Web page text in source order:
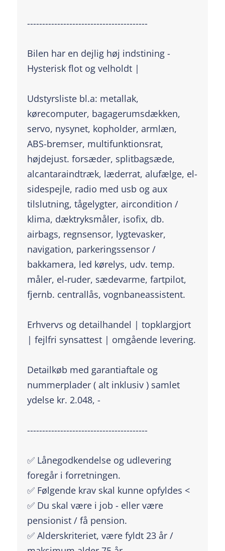
----------------------------------------
Bilen har en dejlig høj indstining -
Hysterisk flot og velholdt |
Udstyrsliste bl.a: metallak,
kørecomputer, bagagerumsdækken,
servo, nysynet, kopholder, armlæn,
ABS-bremser, multifunktionsrat,
højdejust. forsæder, splitbagsæde,
alcantaraindtræk, læderrat, alufælge, el-
sidespejle, radio med usb og aux
tilslutning, tågelygter, aircondition /
klima, dæktryksmåler, isofix, db.
airbags, regnsensor, lygtevasker,
navigation, parkeringssensor /
bakkamera, led kørelys, udv. temp.
måler, el-ruder, sædevarme, fartpilot,
fjernb. centrallås, vognbaneassistent.
Erhvervs og detailhandel | topklargjort
| fejlfri synsattest | omgående levering.
Detailkøb med garantiaftale og
nummerplader ( alt inklusiv ) samlet
ydelse kr. 2.048, -
----------------------------------------
✅ Lånegodkendelse og udlevering
foregår i forretningen.
✅ Følgende krav skal kunne opfyldes <
✅ Du skal være i job - eller være
pensionist / få pension.
✅ Alderskriteriet, være fyldt 23 år /